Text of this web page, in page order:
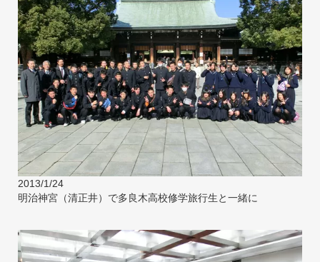
2013/1/24
明治神宮（清正井）で多良木高校修学旅行生と一緒に